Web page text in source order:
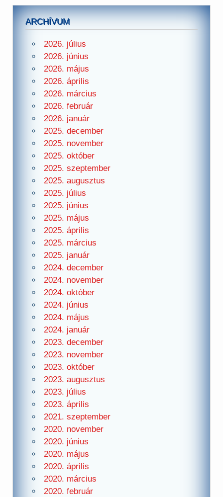
ARCHÍVUM
2026. július
2026. június
2026. május
2026. április
2026. március
2026. február
2026. január
2025. december
2025. november
2025. október
2025. szeptember
2025. augusztus
2025. július
2025. június
2025. május
2025. április
2025. március
2025. január
2024. december
2024. november
2024. október
2024. június
2024. május
2024. január
2023. december
2023. november
2023. október
2023. augusztus
2023. július
2023. április
2021. szeptember
2020. november
2020. június
2020. május
2020. április
2020. március
2020. február